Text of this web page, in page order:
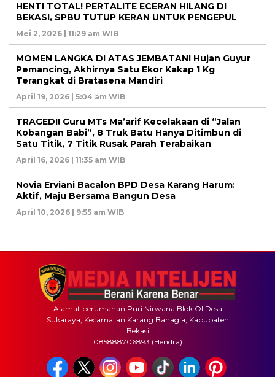
HENTI TOTAL! PERTALITE ECERAN HILANG DI
BEKASI, SPBU TUTUP KERAN UNTUK PENGEPUL
Mei 2, 2026 | 11:29 am WIB
MOMEN LANGKA DI ATAS JEMBATAN! Hujan Guyur
Pemancing, Akhirnya Satu Ekor Kakap 1 Kg
Terangkat di Bratasena Mandiri
April 19, 2026 | 5:04 am WIB
TRAGEDI! Guru MTs Ma’arif Kecelakaan di “Jalan
Kobangan Babi”, 8 Truk Batu Hanya Ditimbun di
Satu Titik, 7 Titik Rusak Parah Terabaikan
April 16, 2026 | 11:35 am WIB
Novia Erviani Bacalon BPD Desa Karang Harum:
Aktif, Maju Bersama Bangun Desa
April 10, 2026 | 9:55 am WIB
Alamat perumahan Puri Nirwana Blok OI Desa
Sukaraya, Kecamatan Karang Bahagia, Kabupaten
Bekasi
085888706893 (Hendra)